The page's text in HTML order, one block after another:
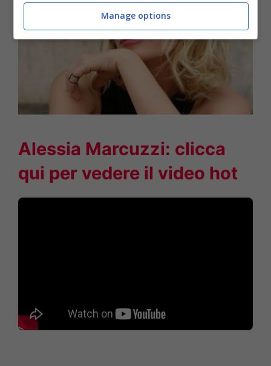
Alessia Marcuzzi: clicca
qui per vedere il video hot
Manage options